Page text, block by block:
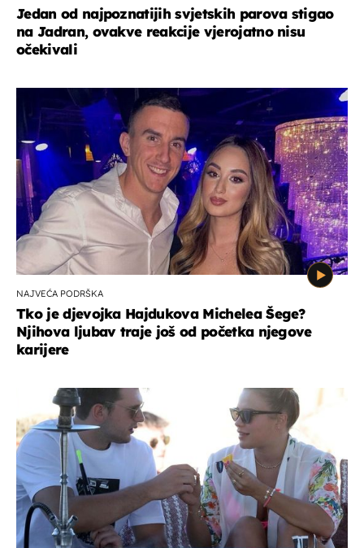
Jedan od najpoznatijih svjetskih parova stigao
na Jadran, ovakve reakcije vjerojatno nisu
očekivali
NAJVEĆA PODRŠKA
Tko je djevojka Hajdukova Michelea Šege?
Njihova ljubav traje još od početka njegove
karijere